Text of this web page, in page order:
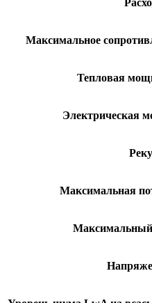
Максимальное
Тепловая
Электрическая
Максимальная